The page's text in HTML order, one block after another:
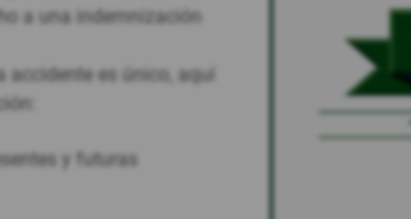
a una indemnización
accidente es único, aquí
y futuras